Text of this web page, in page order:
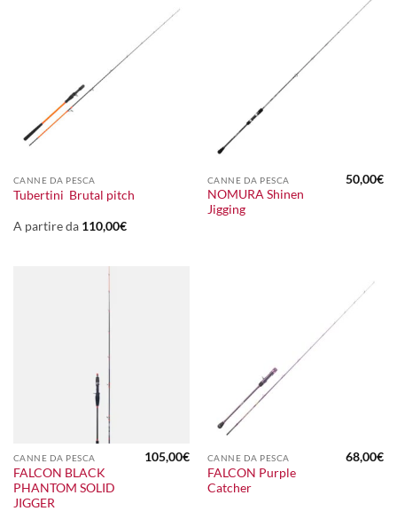
CANNE DA PESCA
Tubertini Brutal pitch
A partire da 110,00€
CANNE DA PESCA
NOMURA Shinen
Jigging
50,00€
CANNE DA PESCA
FALCON BLACK
PHANTOM SOLID
JIGGER
105,00€ CANNE DA PESCA
FALCON Purple
Catcher
68,00€